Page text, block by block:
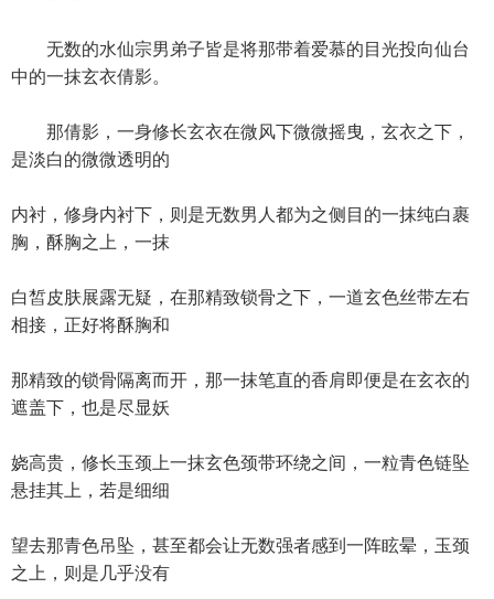
无数的水仙宗男弟子皆是将那带着爱慕的目光投向仙台
中的一抹玄衣倩影。
那倩影，一身修长玄衣在微风下微微摇曳，玄衣之下，
是淡白的微微透明的
内衬，修身内衬下，则是无数男人都为之侧目的一抹纯白裹
胸，酥胸之上，一抹
白皙皮肤展露无疑，在那精致锁骨之下，一道玄色丝带左右
相接，正好将酥胸和
那精致的锁骨隔离而开，那一抹笔直的香肩即便是在玄衣的
遮盖下，也是尽显妖
娆高贵，修长玉颈上一抹玄色颈带环绕之间，一粒青色链坠
悬挂其上，若是细细
望去那青色吊坠，甚至都会让无数强者感到一阵眩晕，玉颈
之上，则是几乎没有